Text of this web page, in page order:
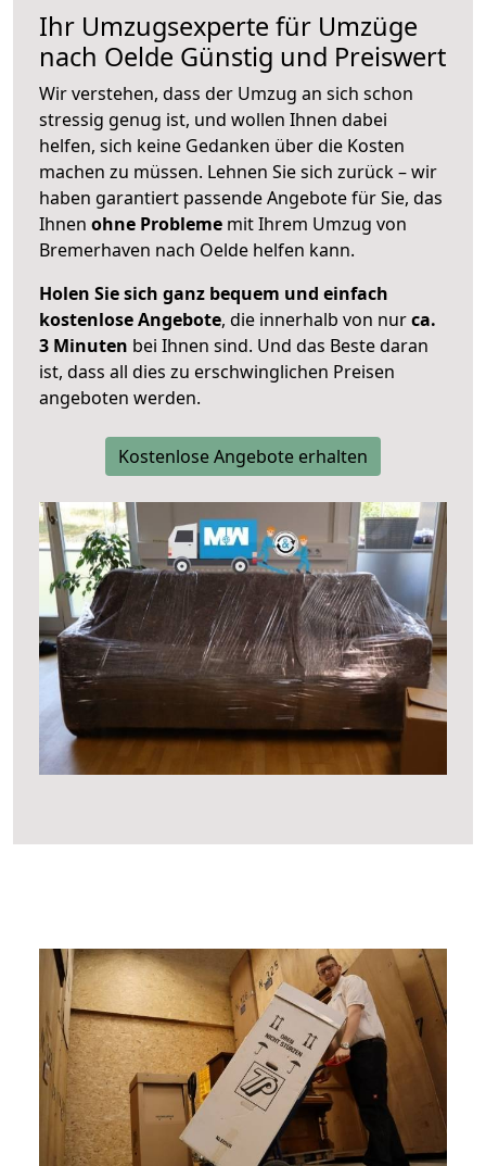
Ihr Umzugsexperte für Umzüge
nach Oelde Günstig und Preiswert
Wir verstehen, dass der Umzug an sich schon
stressig genug ist, und wollen Ihnen dabei
helfen, sich keine Gedanken über die Kosten
machen zu müssen. Lehnen Sie sich zurück – wir
haben garantiert passende Angebote für Sie, das
Ihnen ohne Probleme mit Ihrem Umzug von
Bremerhaven nach Oelde helfen kann.
Holen Sie sich ganz bequem und einfach
kostenlose Angebote, die innerhalb von nurca.
3 Minuten bei Ihnen sind. Und das Beste daran
ist, dass all dies zu erschwinglichen Preisen
angeboten werden.
Kostenlose Angebote erhalten